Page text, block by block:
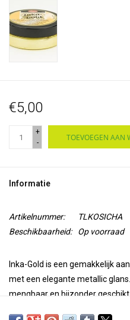
€5,00
+
-
TOEVOEGEN AAN
Informatie
Artikelnummer:
TLKOSICHA
Beschikbaarheid:
Op voorraad
Inka-Gold is een gemakkelijk
met een elegante metallic
mengbaar en bijzonder